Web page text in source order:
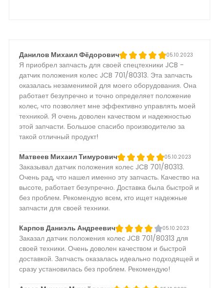
Данилов Михаил Фёдорович 05.10.2023
Я приобрел запчасть для своей спецтехники JCB -
датчик положения колес JCB 701/80313. Эта запчасть
оказалась незаменимой для моего оборудования. Она
работает безупречно и точно определяет положение
колес, что позволяет мне эффективно управлять моей
техникой. Я очень доволен качеством и надежностью
этой запчасти. Большое спасибо производителю за
такой отличный продукт!
Матвеев Михаил Тимурович 05.10.2023
Заказывал датчик положения колес JCB 701/80313.
Очень рад, что нашел именно эту запчасть. Качество на
высоте, работает безупречно. Доставка была быстрой и
без проблем. Рекомендую всем, кто ищет надежные
запчасти для своей техники.
Карпов Даниэль Андреевич 05.10.2023
Заказал датчик положения колес JCB 701/80313 для
своей техники. Очень доволен качеством и быстрой
доставкой. Запчасть оказалась идеально подходящей и
сразу установилась без проблем. Рекомендую!